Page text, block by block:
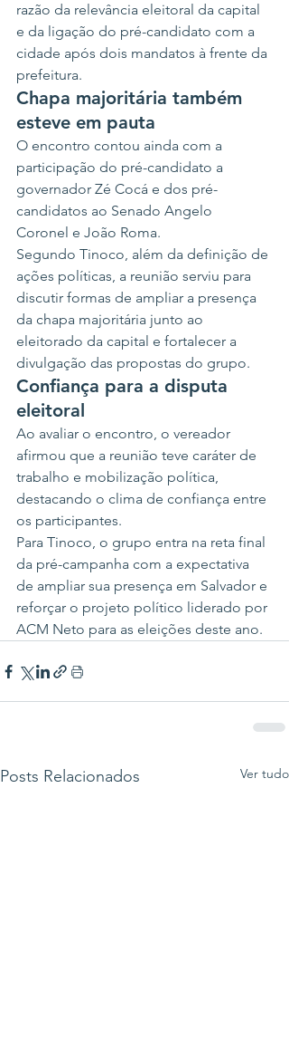
razão da relevância eleitoral da capital
e da ligação do pré-candidato com a
cidade após dois mandatos à frente da
prefeitura.
Chapa majoritária também
esteve em pauta
O encontro contou ainda com a
participação do pré-candidato a
governador Zé Cocá e dos pré-
candidatos ao Senado Angelo
Coronel e João Roma.
Segundo Tinoco, além da definição de
ações políticas, a reunião serviu para
discutir formas de ampliar a presença
da chapa majoritária junto ao
eleitorado da capital e fortalecer a
divulgação das propostas do grupo.
Confiança para a disputa
eleitoral
Ao avaliar o encontro, o vereador
afirmou que a reunião teve caráter de
trabalho e mobilização política,
destacando o clima de confiança entre
os participantes.
Para Tinoco, o grupo entra na reta final
da pré-campanha com a expectativa
de ampliar sua presença em Salvador e
reforçar o projeto político liderado por
ACM Neto para as eleições deste ano.
Posts Relacionados Ver tudo